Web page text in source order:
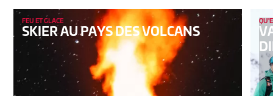
FEU ET GLACE
SKIER AU PAYS DES VOLCANS